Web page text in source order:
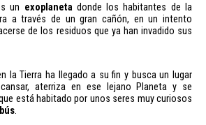
un exoplaneta donde los habitantes de la
a través de un gran cañón, en un intento
de los residuos que ya han invadido sus
la Tierra ha llegado a su fin y busca un lugar
aterriza en ese lejano Planeta y se
está habitado por unos seres muy curiosos
.